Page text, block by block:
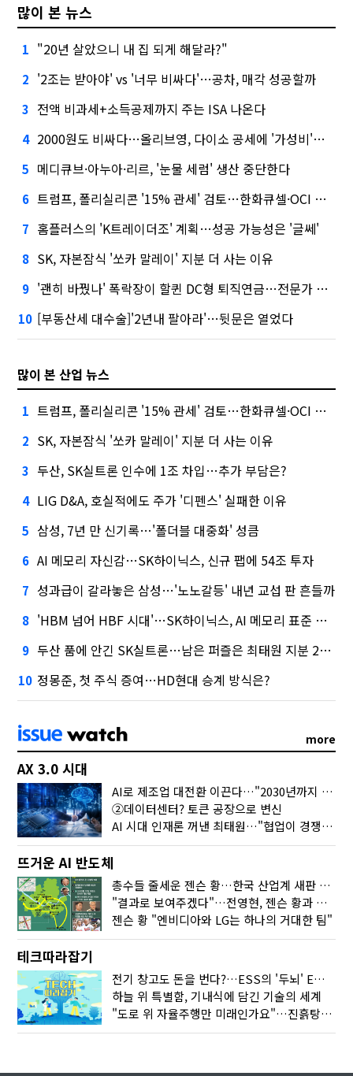
많이 본 뉴스
1 "20년 살았으니 내 집 되게 해달라?"
2 '2조는 받아야' vs '너무 비싸다'…공차, 매각 성공할까
3 전액 비과세+소득공제까지 주는 ISA 나온다
4 2000원도 비싸다…올리브영, 다이소 공세에 '가성비'로 맞불
5 메디큐브·아누아·리르, '눈물 세럼' 생산 중단한다
6 트럼프, 폴리실리콘 '15% 관세' 검토…한화큐셀·OCI 영향은?
7 홈플러스의 'K트레이더조' 계획…성공 가능성은 '글쎄'
8 SK, 자본잠식 '쏘카 말레이' 지분 더 사는 이유
9 '괜히 바꿨나' 폭락장이 할퀸 DC형 퇴직연금…전문가 조언은
10 [부동산세 대수술]'2년내 팔아라'…뒷문은 열었다
많이 본 산업 뉴스
1 트럼프, 폴리실리콘 '15% 관세' 검토…한화큐셀·OCI 영향은?
2 SK, 자본잠식 '쏘카 말레이' 지분 더 사는 이유
3 두산, SK실트론 인수에 1조 차입…추가 부담은?
4 LIG D&A, 호실적에도 주가 '디펜스' 실패한 이유
5 삼성, 7년 만 신기록…'폴더블 대중화' 성큼
6 AI 메모리 자신감…SK하이닉스, 신규 팹에 54조 투자
7 성과급이 갈라놓은 삼성…'노노갈등' 내년 교섭 판 흔들까
8 'HBM 넘어 HBF 시대'…SK하이닉스, AI 메모리 표준 선점 나섰다
9 두산 품에 안긴 SK실트론…남은 퍼즐은 최태원 지분 29.4%
10 정몽준, 첫 주식 증여…HD현대 승계 방식은?
more
AX 3.0 시대
AI로 제조업 대전환 이끈다…"2030년까지 민관합동 20조 투자"
②데이터센터? 토큰 공장으로 변신
AI 시대 인재론 꺼낸 최태원…"협업이 경쟁력"
뜨거운 AI 반도체
총수들 줄세운 젠슨 황…한국 산업계 새판 짰다
"결과로 보여주겠다"…전영현, 젠슨 황과 HBM5 논의
젠슨 황 "엔비디아와 LG는 하나의 거대한 팀"
테크따라잡기
전기 창고도 돈을 번다?…ESS의 '두뇌' EMO가 뭐길래
하늘 위 특별함, 기내식에 담긴 기술의 세계
"도로 위 자율주행만 미래인가요"…진흙탕서 길 내는 HD현대 AI 기술